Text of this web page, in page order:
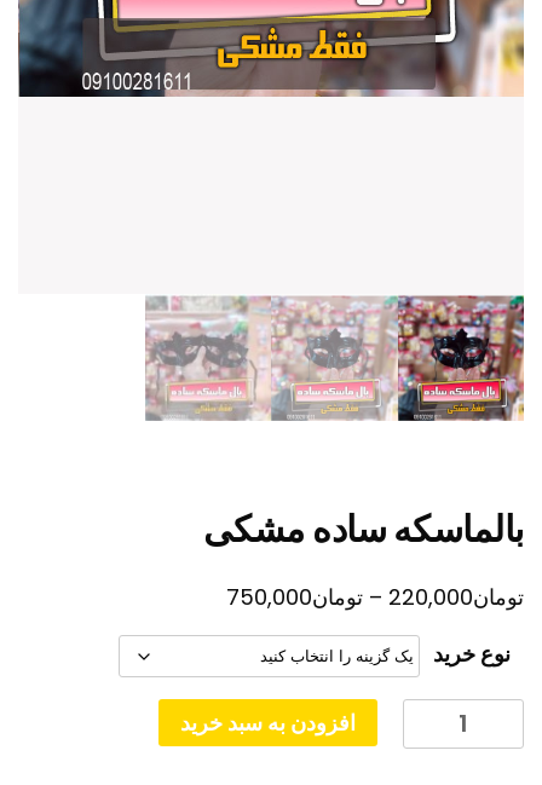
بالماسکه ساده مشکی
تومان220,000
– تومان750,000
قیمت:
تومان220,000
تا
تومان750,000
نوع خرید
بالماسکه
ساده
افزودن به سبد خرید